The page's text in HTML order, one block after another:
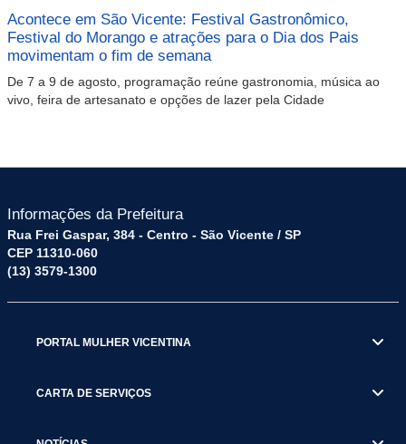
Acontece em São Vicente: Festival Gastronômico,
Festival do Morango e atrações para o Dia dos Pais
movimentam o fim de semana
De 7 a 9 de agosto, programação reúne gastronomia, música ao
vivo, feira de artesanato e opções de lazer pela Cidade
Informações da Prefeitura
Rua Frei Gaspar, 384 - Centro - São Vicente / SP
CEP 11310-060
(13) 3579-1300
PORTAL MULHER VICENTINA
CARTA DE SERVIÇOS